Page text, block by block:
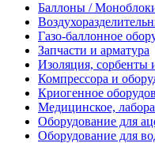
Баллоны /
Газо-баллонное
Запчасти и арматура
Изоляция, сорбенты
Компрессора и
Криогенное
Медицинское,
Оборудование для
Оборудование для